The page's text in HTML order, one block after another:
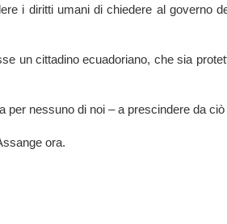
i diritti umani di chiedere al governo
un cittadino ecuadoriano, che sia
per nessuno di noi – a prescindere da
ora.